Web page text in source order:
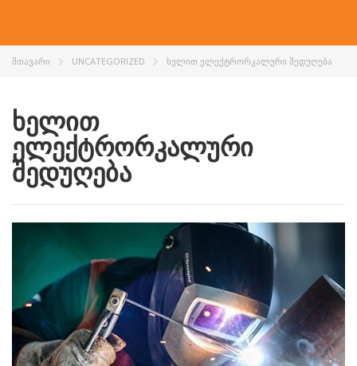
ᲛᲗᲐᲕᲐᲠᲘ UNCATEGORIZED ᲮᲔᲚᲘᲗ ᲔᲚᲔᲥᲢᲠᲝᲠᲙᲐᲚᲣᲠᲘ ᲨᲔᲓᲣᲦᲔᲑᲐ
ხელით
ელექტრორკალური
შედუღება